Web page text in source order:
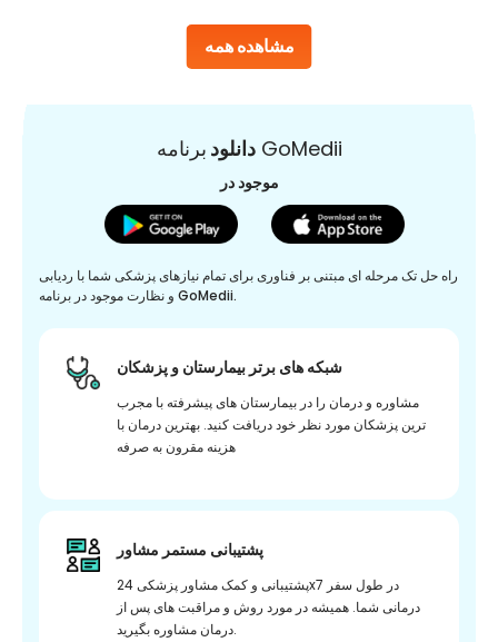
مشاهده همه
دانلودبرنامه GoMedii
موجود در
راه حل تک مرحله ای مبتنی بر فناوری برای تمام نیازهای پزشکی شما با ردیابی
و نظارت موجود در برنامه GoMedii.
شبکه های برتر بیمارستان و پزشکان
مشاوره و درمان را در بیمارستان های پیشرفته با مجرب
ترین پزشکان مورد نظر خود دریافت کنید. بهترین درمان با
هزینه مقرون به صرفه
پشتیبانی مستمر مشاور
پشتیبانی و کمک مشاور پزشکی 24x7 در طول سفر
درمانی شما. همیشه در مورد روش و مراقبت های پس از
درمان مشاوره بگیرید.